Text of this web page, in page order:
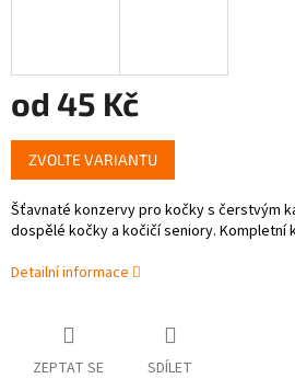
od 45 Kč
Měrná
cena:
ZVOLTE VARIANTU
Šťavnaté konzervy pro kočky s čerstvým
dospělé kočky a kočičí seniory. Kompletní
Detailní informace
ZEPTAT SE SDÍLET